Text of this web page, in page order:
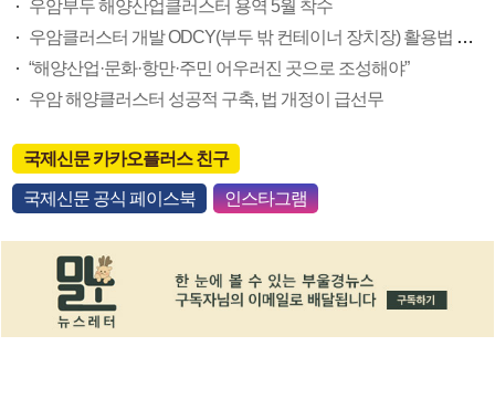
우암부두 해양산업클러스터 용역 5월 착수
우암클러스터 개발 ODCY(부두 밖 컨테이너 장치장) 활용법 찾는다
“해양산업·문화·항만·주민 어우러진 곳으로 조성해야”
우암 해양클러스터 성공적 구축, 법 개정이 급선무
국제신문 카카오플러스 친구
국제신문 공식 페이스북 인스타그램